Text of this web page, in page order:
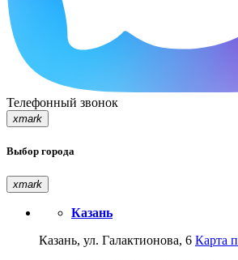
Телефонный звонок
xmark
Выбор города
xmark
Казань
Казань, ул. Галактионова, 6 Карта